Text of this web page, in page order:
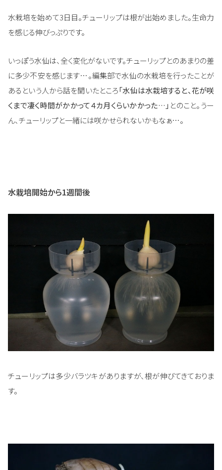
水栽培を始めて3日目。チューリップは根が出始めました。生命力
を感じる伸びっぷりです。
いっぽう水仙は、全く変化がないです。チューリップとのあまりの差
に多少不安を感じます…。編集部で水仙の水栽培を行ったことが
あるという人から話を聞いたところ「水仙は水栽培すると、花が咲
くまで凄く時間がかかって４カ月くらいかかった…」 とのこと。うー
ん、チューリップと一緒には咲かせられないかもなぁ…。
水栽培開始から1週間後
チューリップは多少バラツキがありますが、根が伸びてきておりま
す。